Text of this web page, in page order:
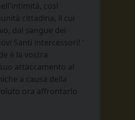
così
cittadina, il cui
dal sangue dei
Santi intercessori! '
è la vostra
attaccamento al
a causa della
ora affrontarlo